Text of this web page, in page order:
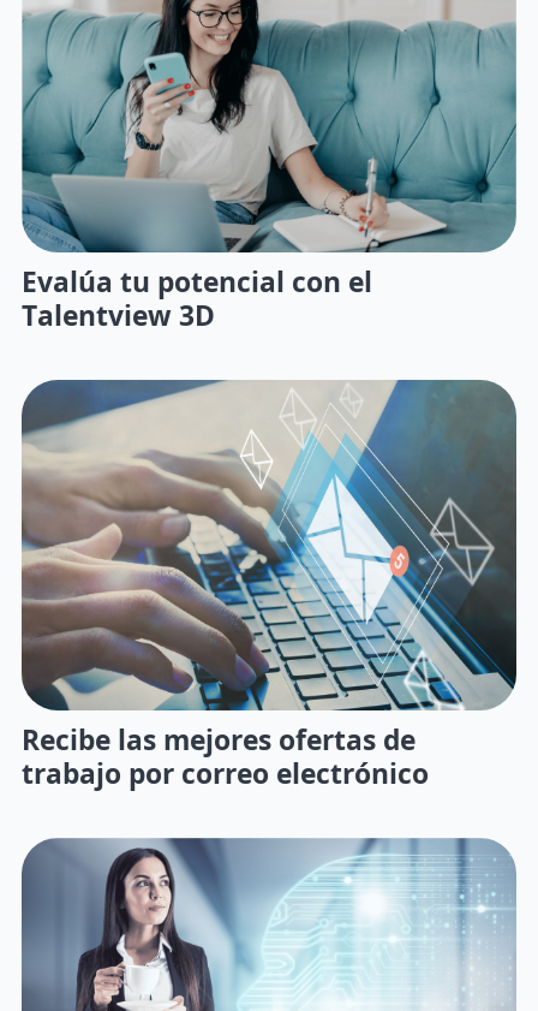
Evalúa tu potencial con el
Talentview 3D
Recibe las mejores ofertas de
trabajo por correo electrónico